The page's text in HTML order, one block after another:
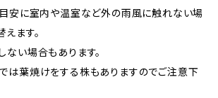
安に室内や温室など外の雨風に触れない場
ます。
い場合もあります。
は葉焼けをする株もありますのでご注意下